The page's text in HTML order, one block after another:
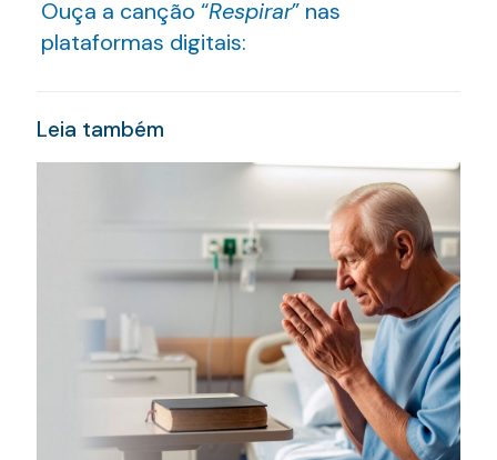
Ouça a canção “Respirar” nas
plataformas digitais:
Leia também